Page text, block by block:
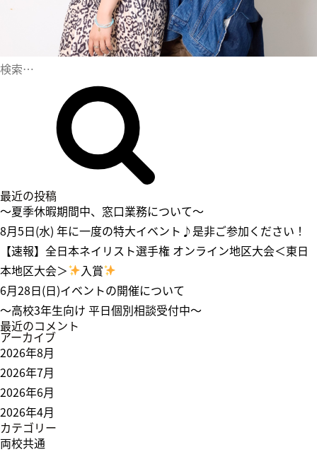
検
最近の投稿
～夏季休暇期間中、窓口業務について～
8月5日(水) 年に一度の特大イベント♪是非ご参加ください！
【速報】全日本ネイリスト選手権 オンライン地区大会＜東日
本地区大会＞
入賞
6月28日(日)イベントの開催について
～高校3年生向け 平日個別相談受付中～
最近のコメント
アーカイブ
2026年8月
2026年7月
2026年6月
2026年4月
カテゴリー
両校共通